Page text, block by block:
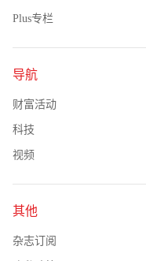
Plus专栏
导航
财富活动
科技
视频
其他
杂志订阅